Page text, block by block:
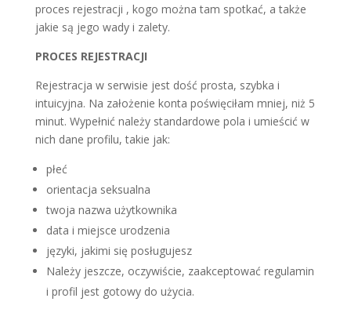
proces rejestracji , kogo można tam spotkać, a także
jakie są jego wady i zalety.
PROCES REJESTRACJI
Rejestracja w serwisie jest dość prosta, szybka i
intuicyjna. Na założenie konta poświęciłam mniej, niż 5
minut. Wypełnić należy standardowe pola i umieścić w
nich dane profilu, takie jak:
płeć
orientacja seksualna
twoja nazwa użytkownika
data i miejsce urodzenia
języki, jakimi się posługujesz
Należy jeszcze, oczywiście, zaakceptować regulamin
i profil jest gotowy do użycia.